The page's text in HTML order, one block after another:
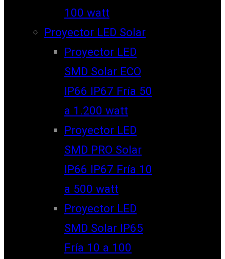
100 watt
Proyector LED Solar
Proyector LED
SMD Solar ECO
IP66 IP67 Fría 50
a 1.200 watt
Proyector LED
SMD PRO Solar
IP66 IP67 Fría 10
a 500 watt
Proyector LED
SMD Solar IP65
Fría 10 a 100